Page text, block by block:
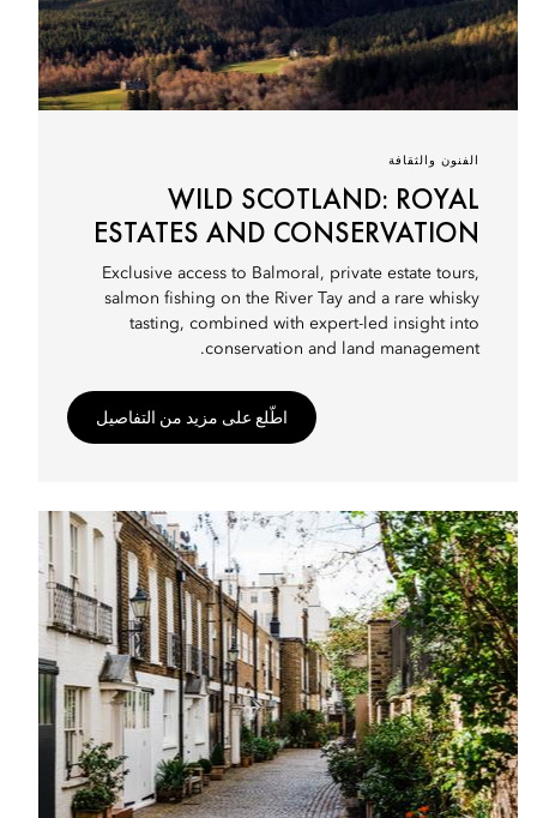
الفنون والثقافة
WILD SCOTLAND: ROYAL
ESTATES AND CONSERVATION
Exclusive access to Balmoral, private estate tours,
salmon fishing on the River Tay and a rare whisky
tasting, combined with expert-led insight into
conservation and land management.
اطّلع على مزيد من التفاصيل